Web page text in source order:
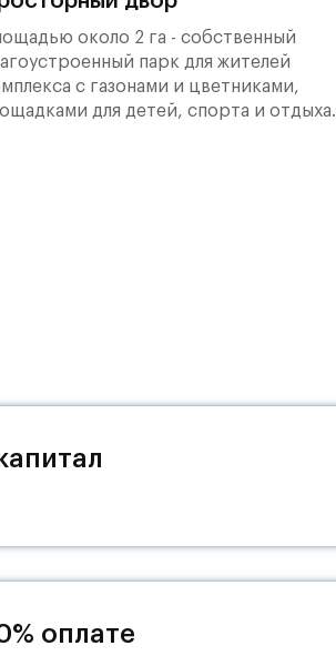
и
около 2 га - собственный
парк для жителей
с газонами и цветниками,
для детей, спорта и отдыха.
оплате